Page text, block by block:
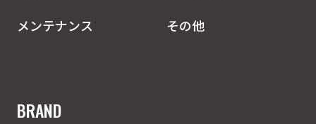
メンテナンス
その他
BRAND